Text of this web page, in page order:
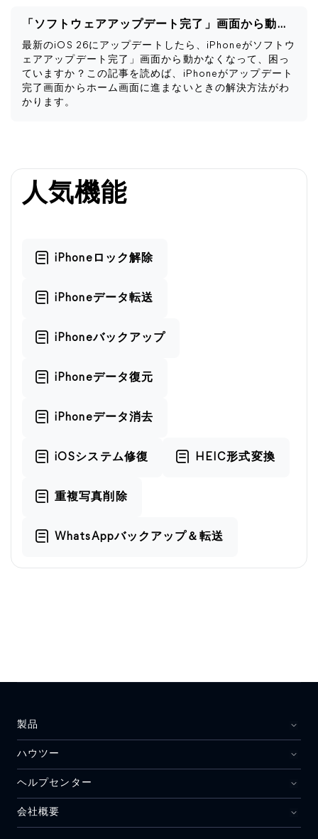
「ソフトウェアアップデート完了」画面から動かない
最新のiOS 26にアップデートしたら、iPhoneがソフトウ
ェアアップデート完了」画面から動かなくなって、困っ
ていますか？この記事を読めば、iPhoneがアップデート
完了画面からホーム画面に進まないときの解決方法がわ
かります。
人気機能
iPhoneロック解除
iPhoneデータ転送
iPhoneバックアップ
iPhoneデータ復元
iPhoneデータ消去
iOSシステム修復 HEIC形式変換
重複写真削除
WhatsAppバックアップ＆転送
製品
ハウツー
ヘルプセンター
会社概要